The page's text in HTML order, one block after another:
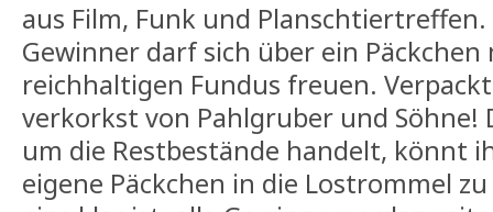
aus Film, Funk und
Gewinner darf sich über ein
reichhaltigen Fundus freuen.
verkorkst von Pahlgruber und Söhne!
um die Restbestände handelt, könnt
eigene Päckchen in die Lostrommel